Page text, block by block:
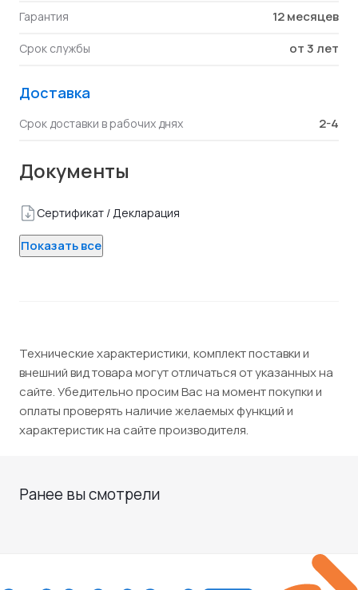
Гарантия 12 месяцев
Срок службы от 3 лет
Доставка
Срок доставки в рабочих днях 2-4
Документы
Сертификат / Декларация
Показать все
Технические характеристики, комплект поставки и
внешний вид товара могут отличаться от указанных на
сайте. Убедительно просим Вас на момент покупки и
оплаты проверять наличие желаемых функций и
характеристик на сайте производителя.
Ранее вы смотрели